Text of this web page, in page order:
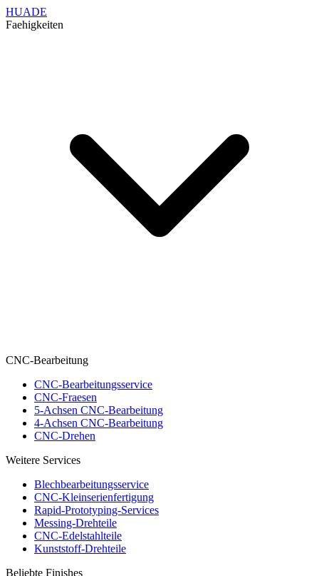
HUADE
Faehigkeiten
CNC-Bearbeitung
CNC-Bearbeitungsservice
CNC-Fraesen
5-Achsen CNC-Bearbeitung
4-Achsen CNC-Bearbeitung
CNC-Drehen
Weitere Services
Blechbearbeitungsservice
CNC-Kleinserienfertigung
Rapid-Prototyping-Services
Messing-Drehteile
CNC-Edelstahlteile
Kunststoff-Drehteile
Beliebte Finishes